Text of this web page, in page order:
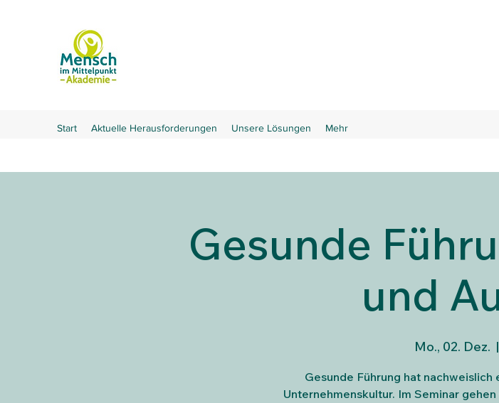
Start Aktuelle Herausforderungen Unsere Lösungen Mehr
Gesunde
und
Mo., 02. Dez.
  |
Gesunde Führung hat
Unternehmenskultur. Im Seminar